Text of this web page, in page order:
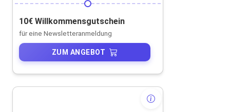
10€ Willkommensgutschein
für eine Newsletteranmeldung
ZUM ANGEBOT